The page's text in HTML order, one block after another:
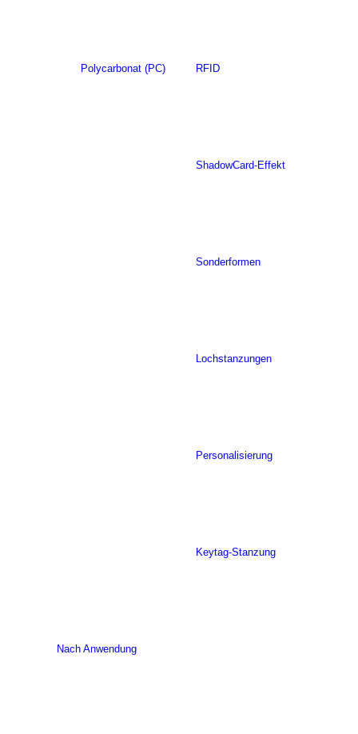
Polycarbonat (PC) RFID
ShadowCard-Effekt
Sonderformen
Lochstanzungen
Personalisierung
Keytag-Stanzung
Nach Anwendung